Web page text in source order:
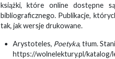
książki, które online dostępne
bibliograficznego. Publikacje,
tak, jak wersje drukowane.
Arystoteles, Poetyka, tłum.
https://wolnelektury.pl/